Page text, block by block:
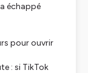
échappé
pour ouvrir
: si TikTok